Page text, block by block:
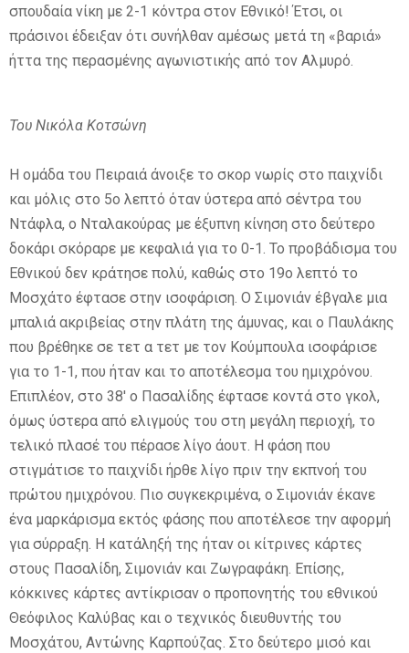
σπουδαία νίκη με 2-1 κόντρα στον Εθνικό! Έτσι, οι
πράσινοι έδειξαν ότι συνήλθαν αμέσως μετά τη «βαριά»
ήττα της περασμένης αγωνιστικής από τον Αλμυρό.
Του Νικόλα Κοτσώνη
Η ομάδα του Πειραιά άνοιξε το σκορ νωρίς στο παιχνίδι
και μόλις στο 5ο λεπτό όταν ύστερα από σέντρα του
Ντάφλα, ο Νταλακούρας με έξυπνη κίνηση στο δεύτερο
δοκάρι σκόραρε με κεφαλιά για το 0-1. Το προβάδισμα του
Εθνικού δεν κράτησε πολύ, καθώς στο 19ο λεπτό το
Μοσχάτο έφτασε στην ισοφάριση. Ο Σιμονιάν έβγαλε μια
μπαλιά ακριβείας στην πλάτη της άμυνας, και ο Παυλάκης
που βρέθηκε σε τετ α τετ με τον Κούμπουλα ισοφάρισε
για το 1-1, που ήταν και το αποτέλεσμα του ημιχρόνου.
Επιπλέον, στο 38′ ο Πασαλίδης έφτασε κοντά στο γκολ,
όμως ύστερα από ελιγμούς του στη μεγάλη περιοχή, το
τελικό πλασέ του πέρασε λίγο άουτ. Η φάση που
στιγμάτισε το παιχνίδι ήρθε λίγο πριν την εκπνοή του
πρώτου ημιχρόνου. Πιο συγκεκριμένα, ο Σιμονιάν έκανε
ένα μαρκάρισμα εκτός φάσης που αποτέλεσε την αφορμή
για σύρραξη. Η κατάληξή της ήταν οι κίτρινες κάρτες
στους Πασαλίδη, Σιμονιάν και Ζωγραφάκη. Επίσης,
κόκκινες κάρτες αντίκρισαν ο προπονητής του εθνικού
Θεόφιλος Καλύβας και ο τεχνικός διευθυντής του
Μοσχάτου, Αντώνης Καρπούζας. Στο δεύτερο μισό και